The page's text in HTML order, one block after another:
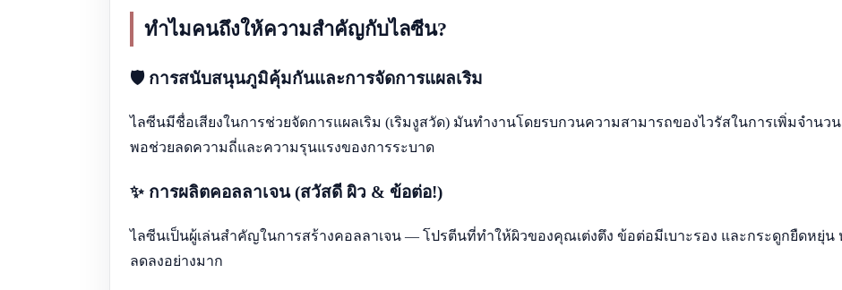
ทำไมคนถึงให้ความสำคัญกับไลซีน?
🛡️ การสนับสนุนภูมิคุ้มกันและการจัดการแผลเริม
ไลซีนมีชื่อเสียงในการช่วยจัดการแผลเริม (เริมงูสวัด) มันทำงานโดยรบกวนความสามารถของไวรัสในการเพิ่มจำนว
พอช่วยลดความถี่และความรุนแรงของการระบาด
✨ การผลิตคอลลาเจน (สวัสดี ผิว & ข้อต่อ!)
ไลซีนเป็นผู้เล่นสำคัญในการสร้างคอลลาเจน — โปรตีนที่ทำให้ผิวของคุณเต่งตึง ข้อต่อมีเบาะรอง และกระดูกยืดหยุ่น
ลดลงอย่างมาก